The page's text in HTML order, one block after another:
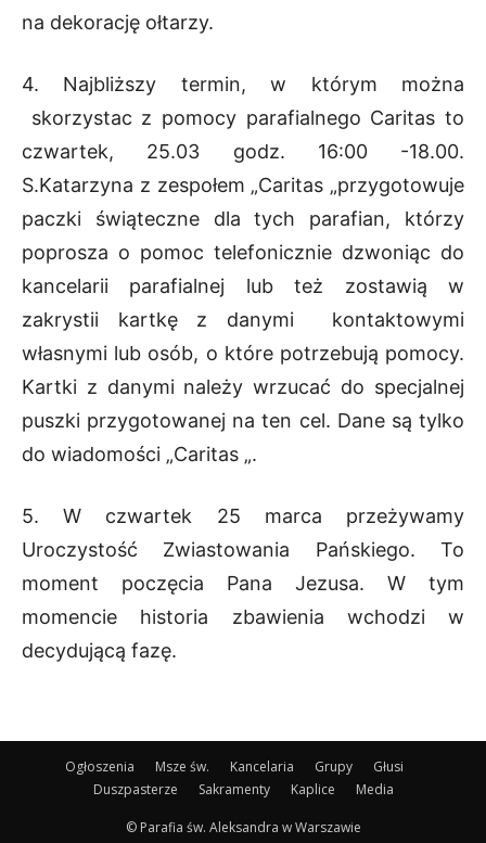
na dekorację ołtarzy.
4. Najbliższy termin, w którym można
skorzystac z pomocy parafialnego Caritas to
czwartek, 25.03 godz. 16:00 -18.00.
S.Katarzyna z zespołem „Caritas „przygotowuje
paczki świąteczne dla tych parafian, którzy
poprosza o pomoc telefonicznie dzwoniąc do
kancelarii parafialnej lub też zostawią w
zakrystii kartkę z danymi kontaktowymi
własnymi lub osób, o które potrzebują pomocy.
Kartki z danymi należy wrzucać do specjalnej
puszki przygotowanej na ten cel. Dane są tylko
do wiadomości „Caritas „.
5. W czwartek 25 marca przeżywamy
Uroczystość Zwiastowania Pańskiego. To
moment poczęcia Pana Jezusa. W tym
momencie historia zbawienia wchodzi w
decydującą fazę.
Ogłoszenia Msze św. Kancelaria Grupy
Głusi
Duszpasterze
Sakramenty Kaplice Media
© Parafia św. Aleksandra w Warszawie